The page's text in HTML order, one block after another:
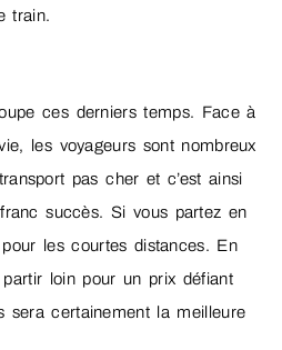
train.
ces derniers temps. Face à
les voyageurs sont nombreux
pas cher et c’est ainsi
succès. Si vous partez en
les courtes distances. En
loin pour un prix défiant
sera certainement la meilleure